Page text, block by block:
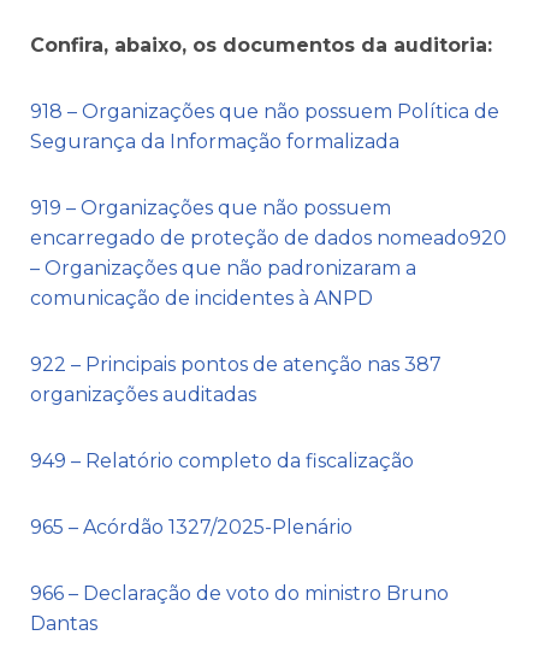
Confira, abaixo, os documentos da auditoria:
918 – Organizações que não possuem Política de
Segurança da Informação formalizada
919 – Organizações que não possuem
encarregado de proteção de dados nomeado920
– Organizações que não padronizaram a
comunicação de incidentes à ANPD
922 – Principais pontos de atenção nas 387
organizações auditadas
949 – Relatório completo da fiscalização
965 – Acórdão 1327/2025-Plenário
966 – Declaração de voto do ministro Bruno
Dantas